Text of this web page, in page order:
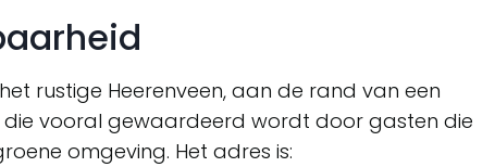
rustige Heerenveen, aan de rand van een
vooral gewaardeerd wordt door gasten die
omgeving. Het adres is: